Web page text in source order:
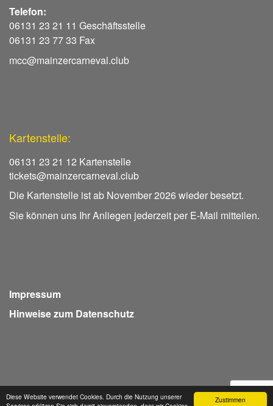
Zustimmen
Diese Website verwendet Cookies. Durch die Nutzung unserer
Telefon:
06131 23 21 11 Geschäftsstelle
06131 23 77 33 Fax
mcc@mainzercarneval.club
Kartenstelle:
06131 23 21 12 Kartenstelle
tickets@mainzercarneval.club
Die Kartenstelle ist ab November 2026 wieder besetzt.
Sie können uns Ihr Anliegen jederzeit per E-Mail mitteilen.
Impressum
Hinweise zum Datenschutz